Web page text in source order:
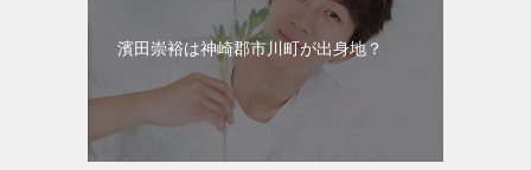
濱田崇裕は神崎郡市川町が出身地？